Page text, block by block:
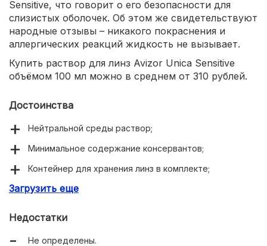
Sensitive, что говорит о его безопасности для
слизистых оболочек. Об этом же свидетельствуют
народные отзывы – никакого покраснения и
аллергических реакций жидкость не вызывает.
Купить раствор для линз Avizor Unica Sensitive
объёмом 100 мл можно в среднем от 310 рублей.
Достоинства
Нейтральной среды раствор;
Минимальное содержание консервантов;
Контейнер для хранения линз в комплекте;
Эффективное увлажнение оптики;
Загрузить еще
Недостатки
Не определены.